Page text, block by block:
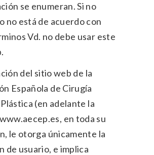
se enumeran. Si no
no está de acuerdo con
Vd. no debe usar este
del sitio web de la
Española de Cirugía
(en adelante la
en toda su
le otorga únicamente la
de usuario, e implica